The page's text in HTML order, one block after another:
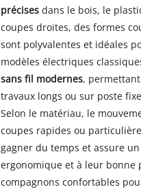
précises dans le bois, le
coupes droites, des formes
sont polyvalentes et idéales
modèles électriques
sans fil modernes,
travaux longs ou sur poste
Selon le matériau, le
coupes rapides ou
gagner du temps et assure
ergonomique et à leur bonne
compagnons confortables